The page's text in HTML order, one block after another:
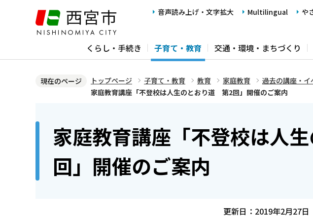
ジ
音声読み上げ・文字拡大 Multilingual や
くらし・手続き 子育て・教育 交通・環境・まちづくり
現在のページ トップページ 子育て・教育 教育 家庭教育
過去の講座・イ
家庭教育講座「不登校は人生のとおり道 第2回」開催のご案内
家庭教育講座「不登校は人
回」開催のご案内
更新日：2019年2月27日